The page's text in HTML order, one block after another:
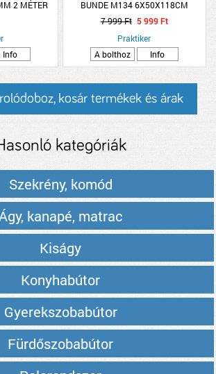
2 MÉTER
Info
BUNDE M134 6X50X118CM
7 999 Ft 5 999 Ft
Praktiker
A bolthoz
Info
kosár termékek és árak
kategóriák
Szekrény, komód
kanapé, matrac
Kiságy
Konyhabútor
Gyerekszobabútor
Fürdőszobabútor